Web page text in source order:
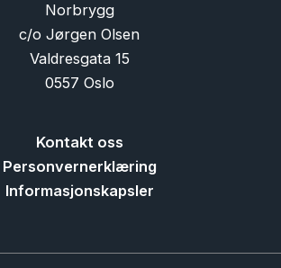
Norbrygg
c/o Jørgen Olsen
Valdresgata 15
0557 Oslo
Kontakt oss
Personvernerklæring
Informasjonskapsler